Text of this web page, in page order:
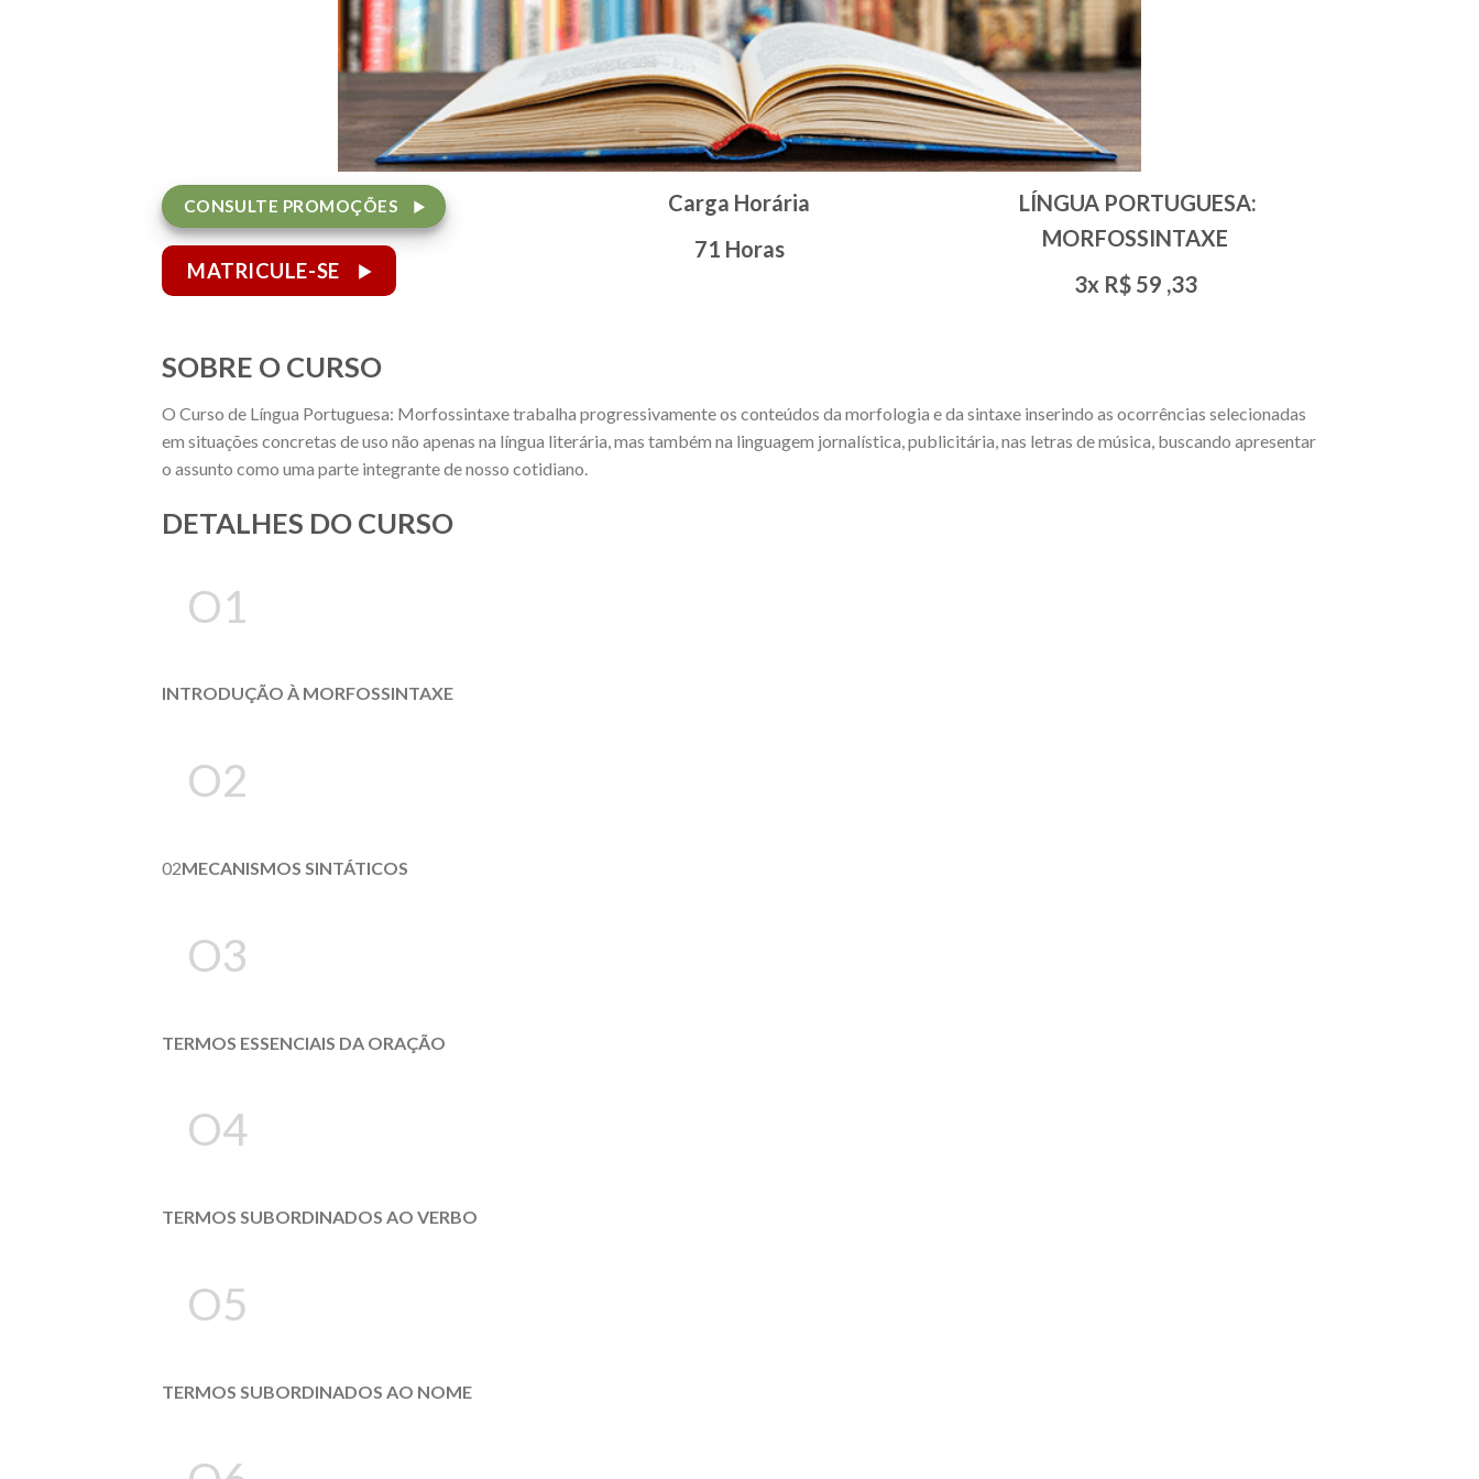
CONSULTE PROMOÇÕES
MATRICULE-SE
Carga Horária
71 Horas
LÍNGUA PORTUGUESA:
MORFOSSINTAXE
3x R$ 59 ,33
SOBRE O CURSO
O Curso de Língua Portuguesa: Morfossintaxe trabalha progressivamente os conteúdos da morfologia e da sintaxe inserindo as ocorrências selecionadas
em situações concretas de uso não apenas na língua literária, mas também na linguagem jornalística, publicitária, nas letras de música, buscando apresentar
o assunto como uma parte integrante de nosso cotidiano.
DETALHES DO CURSO
O1
INTRODUÇÃO À MORFOSSINTAXE
O2
02MECANISMOS SINTÁTICOS
O3
TERMOS ESSENCIAIS DA ORAÇÃO
O4
TERMOS SUBORDINADOS AO VERBO
O5
TERMOS SUBORDINADOS AO NOME